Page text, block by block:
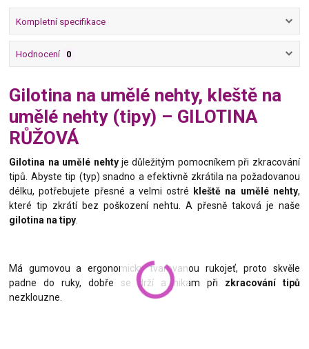
Kompletní specifikace
Hodnocení 0
Gilotina na umělé nehty, kleště na
umělé nehty (tipy) – GILOTINA
RŮŽOVÁ
Gilotina na umělé nehtyje důležitým pomocníkem při zkracování
tipů. Abyste tip (typ) snadno a efektivně zkrátila na požadovanou
délku, potřebujete přesné a velmi ostré
kleště na umělé nehty,
které tip zkrátí bez poškození nehtu. A přesně taková je naše
gilotina na tipy
Má gumovou a ergonomicky tvarovanou rukojeť, proto skvěle
padne do ruky, dobře se drží a nikam při zkracování tipů
nezklouzne.